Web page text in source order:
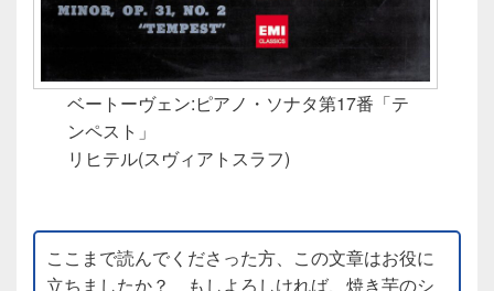
ベートーヴェン:ピアノ・ソナタ第17番「テ
ンペスト」
リヒテル(スヴィアトスラフ)
ここまで読んでくださった方、この文章はお役に
立ちましたか？ もしよろしければ、焼き芋のシ